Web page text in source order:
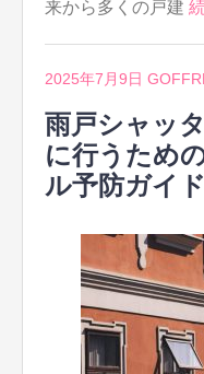
来から多くの戸建
2025年7月9日
雨戸シャッ
に行うため
ル予防ガイド